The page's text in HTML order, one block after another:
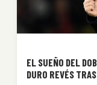
EL SUEÑO DEL
DURO REVÉS